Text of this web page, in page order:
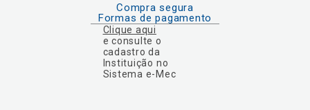
Compra segura
Formas de pagamento
Clique aqui
e consulte o
cadastro da
Instituição no
Sistema e-Mec